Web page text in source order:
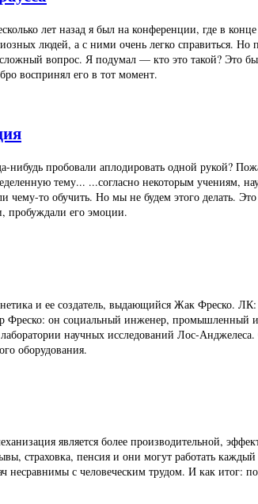
лет назад я был на конференции, где в
людей, а с ними очень легко справиться.
вопрос. Я подумал — кто это такой? Это
воспринял его в тот момент.
пробовали аплодировать одной рукой?
тему... ...согласно некоторым учениям,
то обучить. Но мы не будем этого делать.
пробуждали его эмоции.
и ее создатель, выдающийся Жак Фреско.
он социальный инженер, промышленный
научных исследований Лос-Анджелеса.
оборудования.
является более производительной,
страховка, пенсия и они могут работать
несравнимы с человеческим трудом. И как итог: